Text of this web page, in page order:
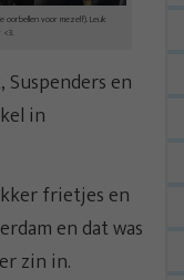
oorbellen voor mezelf). Leuk
<3.
en
in
frietjes en
en dat was
zin in.